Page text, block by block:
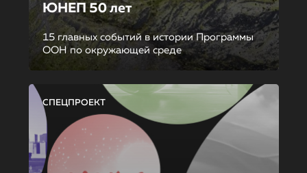
ЮНЕП 50 лет
15 главных событий в истории Программы
ООН по окружающей среде
СПЕЦПРОЕКТ